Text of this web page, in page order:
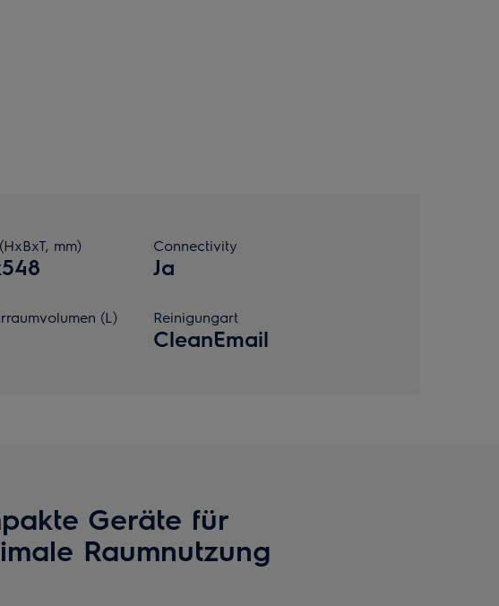
mm) Connectivity
Ja
(L) Reinigungart
CleanEmail
Geräte für
Raumnutzung